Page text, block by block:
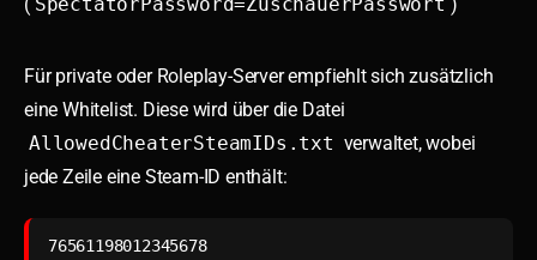
Für private oder Roleplay-Server empfiehlt sich zusätzlich
eine Whitelist. Diese wird über die Datei
AllowedCheaterSteamIDs.txt verwaltet, wobei
jede Zeile eine Steam-ID enthält:
76561198012345678